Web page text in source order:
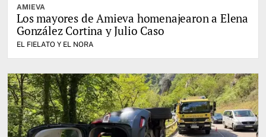
AMIEVA
Los mayores de Amieva homenajearon a Elena
González Cortina y Julio Caso
EL FIELATO Y EL NORA